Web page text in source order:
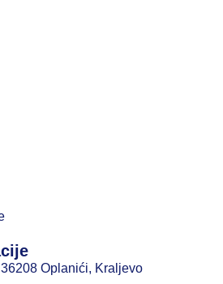
Oplanići, Kraljevo